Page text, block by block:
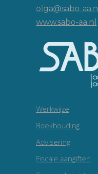
olga@sabo-aa.nl
www.sabo-aa.nl
Werkwijze
Boekhouding
Advisering
Fiscale aangiften